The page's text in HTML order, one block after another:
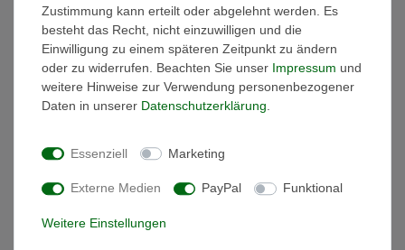
- Materialzusammensetztung: 100% Baumwolle
- Griffiges Volumen
- Sanfter Massageeffekt
- Hautsympathisch und Strapazierfähig
- Hochwertige dekorative Bordüre im klassischen Design mit
breitem Abschluss
- Bügelfrei & pflegeleicht
- Trocknergeeignet
Zustimmung kann erteilt oder abgelehnt werden. Es
besteht das Recht, nicht einzuwilligen und die
Einwilligung zu einem späteren Zeitpunkt zu ändern
oder zu widerrufen. Beachten Sie unser Impressum und
weitere Hinweise zur Verwendung personenbezogener
Daten in unserer Daten­schutz­erklärung.
Essenziell Marketing
Externe Medien PayPal Funktional
Weitere Einstellungen